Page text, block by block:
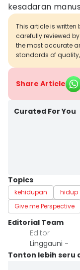
kesadaran
This article is
carefully reviewed
the most accurate
standards of
Share Article
Curated For You
Topics
kehidupan hidup
Give me Perspective
Editorial Team
Editor
Linggauni -
Tonton lebih seru